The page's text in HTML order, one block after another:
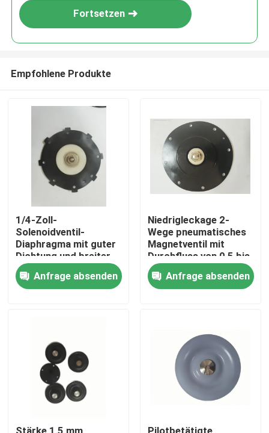
Zu Hause
Produkte
Über uns
Fortsetzen
Empfohlene Produkte
1/4-Zoll-
Solenoidventil-
Diaphragma mit guter
Dichtung und breiter
Verbindung
Größenbereich 1/4-
Zoll bis 2-Zoll für
Anfrage absenden
Niedrigleckage 2-
Wege pneumatisches
Magnetventil mit
Durchfluss von 0,5 bis
5 Lmin im
pneumatischen
System
Anfrage absenden